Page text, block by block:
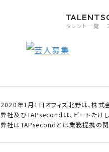
TALENT
タレント一覧
2020年1月1日オフィス北野は、株式
弊社及びTAPsecondは、ビートたけ
弊社はTAPsecondとは業務提携の関